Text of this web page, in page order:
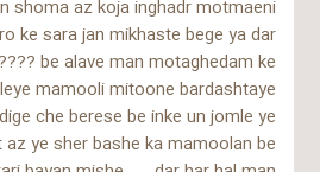
shoma az koja inghadr motmaeni
ke sara jan mikhaste bege ya dar
be alave man motaghedam ke
mamooli mitoone bardashtaye
che berese be inke un jomle ye
az ye sher bashe ka mamoolan be